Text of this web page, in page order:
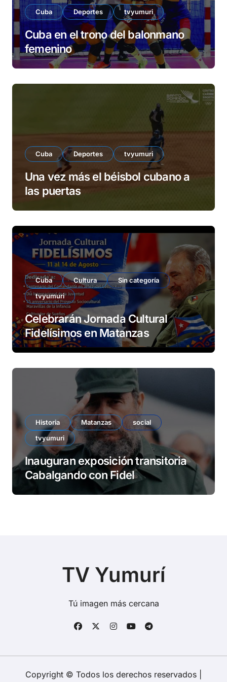
Cuba Deportes tvyumuri
Cuba en el trono del balonmano
femenino
Cuba Deportes tvyumuri
Una vez más el béisbol cubano a
las puertas
Cuba Cultura
Sin categoría
tvyumuri
Celebrarán Jornada Cultural
Fidelísimos en Matanzas
Historia Matanzas
social
tvyumuri
Inauguran exposición transitoria
Cabalgando con Fidel
TV Yumurí
Tú imagen más cercana
Copyright © Todos los derechos reservados